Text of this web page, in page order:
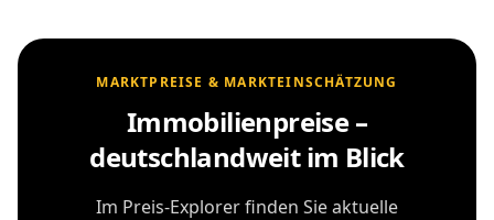
MARKTPREISE & MARKTEINSCHÄTZUNG
Immobilienpreise –
deutschlandweit im Blick
Im Preis-Explorer finden Sie aktuelle